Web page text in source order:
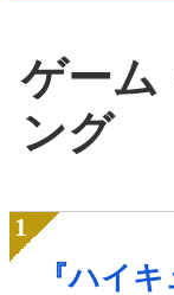
ゲーム
ング
『ハイ